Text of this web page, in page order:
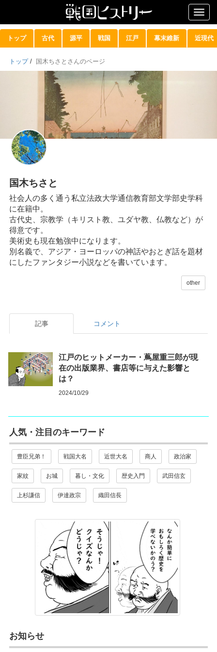
トップ 古代 源平 戦国 江戸 幕末維新 近現代
トップ / 国木ちさとさんのページ
国木ちさと
社会人の多く通う私立法政大学通信教育部文学部史学科
に在籍中。
古代史、宗教学（キリスト教、ユダヤ教、仏教など）が
得意です。
美術史も現在勉強中になります。
別名義で、アジア・ヨーロッパの神話やおとぎ話を題材
にしたファンタジー小説などを書いています。
other
記事 コメント
江戸のヒットメーカー・蔦屋重三郎が現
在の出版業界、書店等に与えた影響と
は？
2024/10/29
人気・注目のキーワード
豊臣兄弟！ 戦国大名 近世大名 商人 政治家
家紋 お城 暮し・文化 歴史入門 武田信玄
上杉謙信 伊達政宗 織田信長
お知らせ